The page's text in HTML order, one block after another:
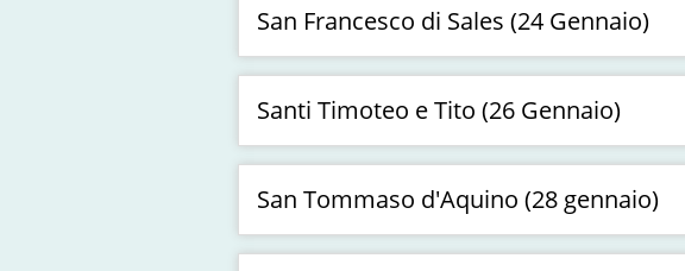
San Francesco di Sales (24 Gennaio)
Santi Timoteo e Tito (26 Gennaio)
San Tommaso d'Aquino (28 gennaio)